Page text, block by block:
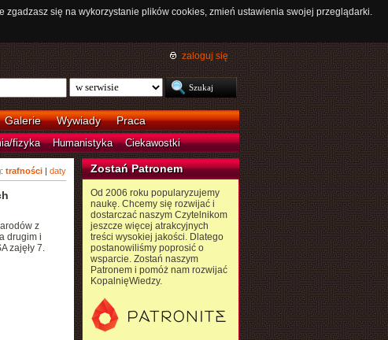
się na wykorzystanie plików cookies, zmień ustawienia swojej przeglądarki.
zaloguj się
Galerie Wywiady Praca
fizyka Humanistyka Ciekawostki
trafności| daty
z
drugim i
zajęły 7.
Zostań Patronem
Od 2006 roku popularyzujemy
naukę. Chcemy się rozwijać i
dostarczać naszym Czytelnikom
jeszcze więcej atrakcyjnych
treści wysokiej jakości. Dlatego
postanowiliśmy poprosić o
wsparcie. Zostań naszym
Patronem i pomóż nam rozwijać
KopalnięWiedzy.